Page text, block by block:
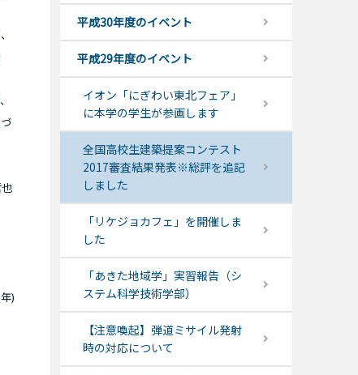
)
平成30年度のイベント
平成29年度のイベント
イオン「にぎわい東北フェア」
に本学の学生が参画します
全国高校生建築提案コンテスト
2017審査結果発表※総評を追記
しました
「リケジョカフェ」を開催しま
した
「あきた地域学」実習報告（シ
ステム科学技術学部）
【注意喚起】弾道ミサイル発射
時の対応について